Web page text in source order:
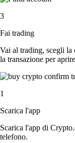
3
Fai trading
Vai al trading, scegli la
la transazione per
1
Scarica l'app
Scarica l'app di
telefono.